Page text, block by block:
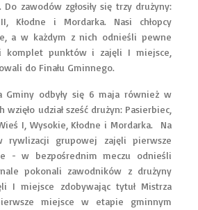
zawodów zgłosiły się trzy drużyny:
Kłodne i Mordarka. Nasi chłopcy
a w każdym z nich odnieśli pewne
komplet punktów i zajęli I miejsce,
do Finału Gminnego.
odbyły się 6 maja również w
wzięło udział sześć drużyn: Pasierbiec,
I, Wysokie, Kłodne i Mordarka. Na
rywlizacji grupowej zajęli pierwsze
- w bezpośrednim meczu odnieśli
pokonali zawodników z drużyny
I miejsce zdobywając tytuł Mistrza
miejsce w etapie gminnym